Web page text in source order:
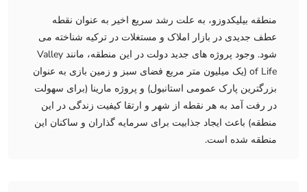
منطقه بیلیکدوزو، به علت رشد سریع اخیر به عنوان نقطه
عطف جدیدی در بازار املاک و مستغلات در ترکیه شناخته می
شود. وجود پروژه های جدید دولت در این منطقه، مانند Valley
of Life (یک میلیون متر مربع فضای سبز و زمین بازی به عنوان
بزرگترین پارک عمومی استانبول) و پروژه مارینا (برای سهولت
در رفت آمد به هر نقطه از شهر و ارتقا کیفیت زندگی در این
منطقه) باعث ایجاد جذابیت برای سرمایه گذاران و ساکنان این
منطقه شده است.